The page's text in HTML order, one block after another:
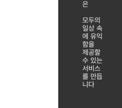
은
모두의
일상 속
에 유익
함을
제공할
수 있는
서비스
를 만듭
니다